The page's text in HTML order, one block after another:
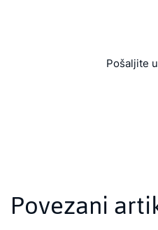
Pošaljite
Povezani